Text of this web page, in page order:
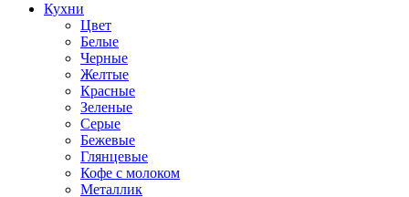
Кухни
Цвет
Белые
Черные
Желтые
Красные
Зеленые
Серые
Бежевые
Глянцевые
Кофе с молоком
Металлик